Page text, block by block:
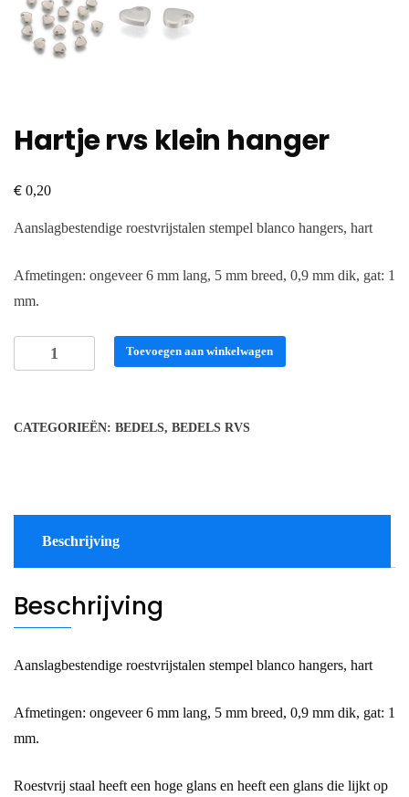
Hartje rvs klein hanger
€ 0,20
Aanslagbestendige roestvrijstalen stempel blanco hangers, hart
Afmetingen: ongeveer 6 mm lang, 5 mm breed, 0,9 mm dik, gat: 1
mm.
rvs
aantal
Toevoegen aan winkelwagen
CATEGORIEËN: BEDELS, BEDELS RVS
Beschrijving
Beschrijving
Aanslagbestendige roestvrijstalen stempel blanco hangers, hart
Afmetingen: ongeveer 6 mm lang, 5 mm breed, 0,9 mm dik, gat: 1
mm.
Roestvrij staal heeft een hoge glans en heeft een glans die lijkt op